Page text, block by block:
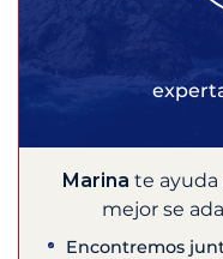
Marina te ayuda
mejor se
Encontremos